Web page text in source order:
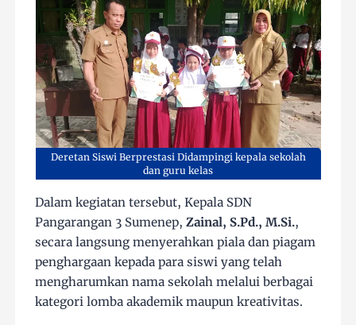
Deretan Siswi Berprestasi Didampingi kepala sekolah
dan guru kelas
Dalam kegiatan tersebut, Kepala SDN
Pangarangan 3 Sumenep,Zainal, S.Pd., M.Si.,
secara langsung menyerahkan piala dan piagam
penghargaan kepada para siswi yang telah
mengharumkan nama sekolah melalui berbagai
kategori lomba akademik maupun kreativitas.